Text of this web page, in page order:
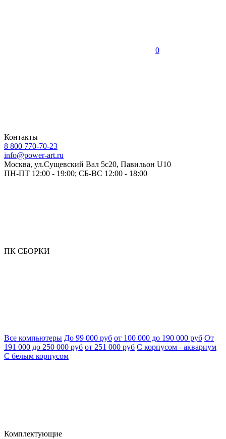
0
Контакты
8 800 770-70-23
info@power-art.ru
Москва, ул.Сущевский Вал 5с20, Павильон U10
ПН-ПТ 12:00 - 19:00; СБ-ВС 12:00 - 18:00
ПК СБОРКИ
Все компьютеры До 99 000 руб от 100 000 до 190 000 руб От
191 000 до 250 000 руб от 251 000 руб С корпусом - аквариум
С белым корпусом
Комплектующие